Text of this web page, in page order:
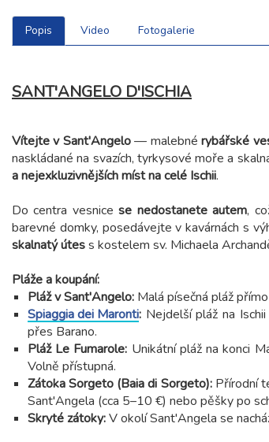
Popis Video Fotogalerie
SANT'ANGELO D'ISCHIA
Vítejte v Sant'Angelo— malebnérybářské
naskládané na svazích, tyrkysové moře a
a nejexkluzivnějších míst na celé Ischii.
Do centra vesnicese nedostanete autem,
barevné domky, posedávejte v kavárnách s
skalnatý útess kostelem sv. Michaela
Pláže a koupání:
Pláž v Sant'Angelo: Malá písečná pláž
Spiaggia dei Maronti: Nejdelší pláž na
přes Barano.
Pláž Le Fumarole: Unikátní pláž na konci
Volně přístupná.
Zátoka Sorgeto (Baia di Sorgeto):Přírodní
Sant'Angela (cca 5–10 €) nebo pěšky po
Skryté zátoky:V okolí Sant'Angela se